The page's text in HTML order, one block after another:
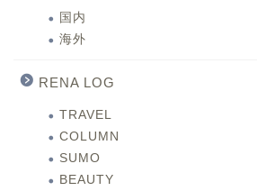
国内
海外
RENA LOG
TRAVEL
COLUMN
SUMO
BEAUTY